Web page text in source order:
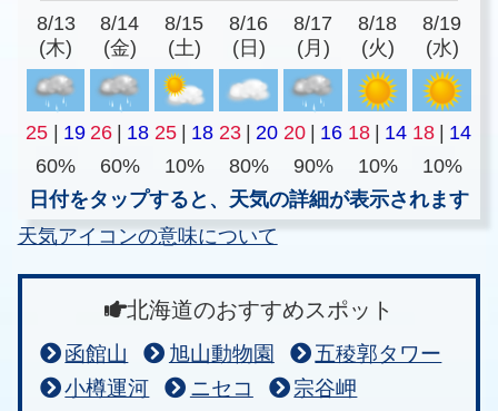
8/13
(木)
8/14
(金)
8/15
(土)
8/16
(日)
8/17
(月)
8/18
(火)
8/19
(水)
25 | 19 26 | 18 25 | 18 23 | 20 20 | 16 18 | 14 18 | 14
60%
60% 10% 80% 90% 10%
10%
日付をタップすると、天気の詳細が表示されます
天気アイコンの意味について
北海道のおすすめスポット
函館山 旭山動物園
五稜郭タワー
小樽運河
ニセコ
宗谷岬